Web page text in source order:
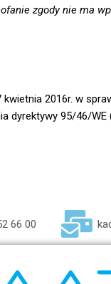
zgody nie ma
2016r. w
dyrektywy 95/46/
66 00